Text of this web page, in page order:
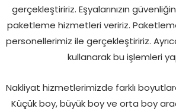
gerçekleştiririz. Eşyalarınızın
paketleme hizmetleri veririz.
personellerimiz ile gerçekleştiririz.
kullanarak bu işlemleri
Nakliyat hizmetlerimizde farklı
Küçük boy, büyük boy ve orta boy